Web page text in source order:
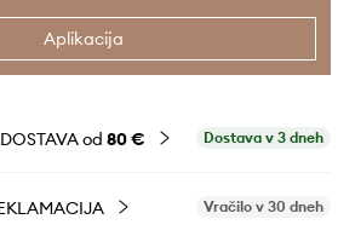
Aplikacija
od 80 € Dostava v 3 dneh
Vračilo v 30 dneh